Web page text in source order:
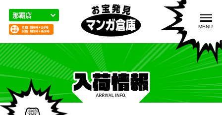
ジ
の
先
頭
す
MENU
入荷情報 取扱品目 買取のご案内
那覇店